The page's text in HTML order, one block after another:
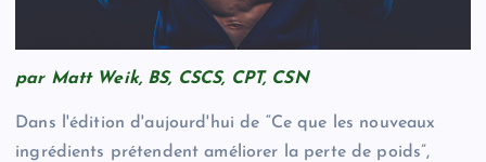
par Matt Weik, BS, CSCS, CPT, CSN
Dans l'édition d'aujourd'hui de “Ce que les nouveaux
ingrédients prétendent améliorer la perte de poids”,